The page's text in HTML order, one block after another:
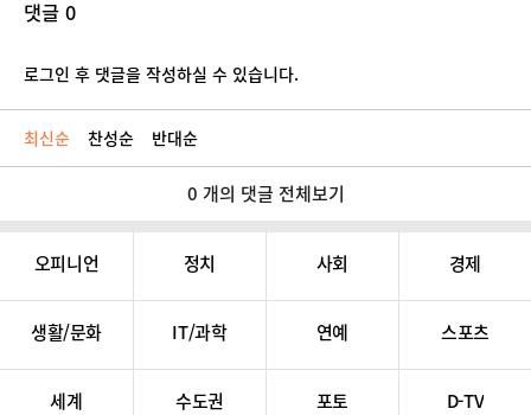
댓글 0
로그인 후 댓글을 작성하실 수 있습니다.
최신순 찬성순 반대순
0 개의 댓글 전체보기
오피니언 정치 사회 경제
생활/문화 IT/과학 연예 스포츠
세계 수도권 포토 D-TV